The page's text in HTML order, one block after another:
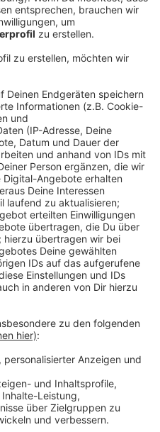
der Stadt wird die
Kommunalbetrieb
die Straße Bruchfeld
und der Hausnummer 85
jedoch weiterhin
gelangen.
und führen über die
Glockenspitz und
sollen innerhalb von zwei